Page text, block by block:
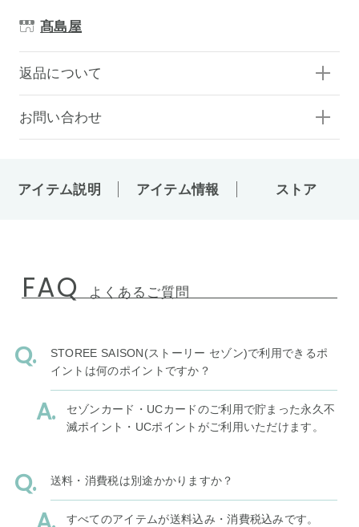
髙島屋
返品について
お問い合わせ
アイテム説明 アイテム情報 ストア
FAQ よくあるご質問
STOREE SAISON(ストーリー セゾン)で利用できるポ
イントは何のポイントですか？
セゾンカード・UCカードのご利用で貯まった永久不
滅ポイント・UCポイントがご利用いただけます。
送料・消費税は別途かかりますか？
すべてのアイテムが送料込み・消費税込みです。